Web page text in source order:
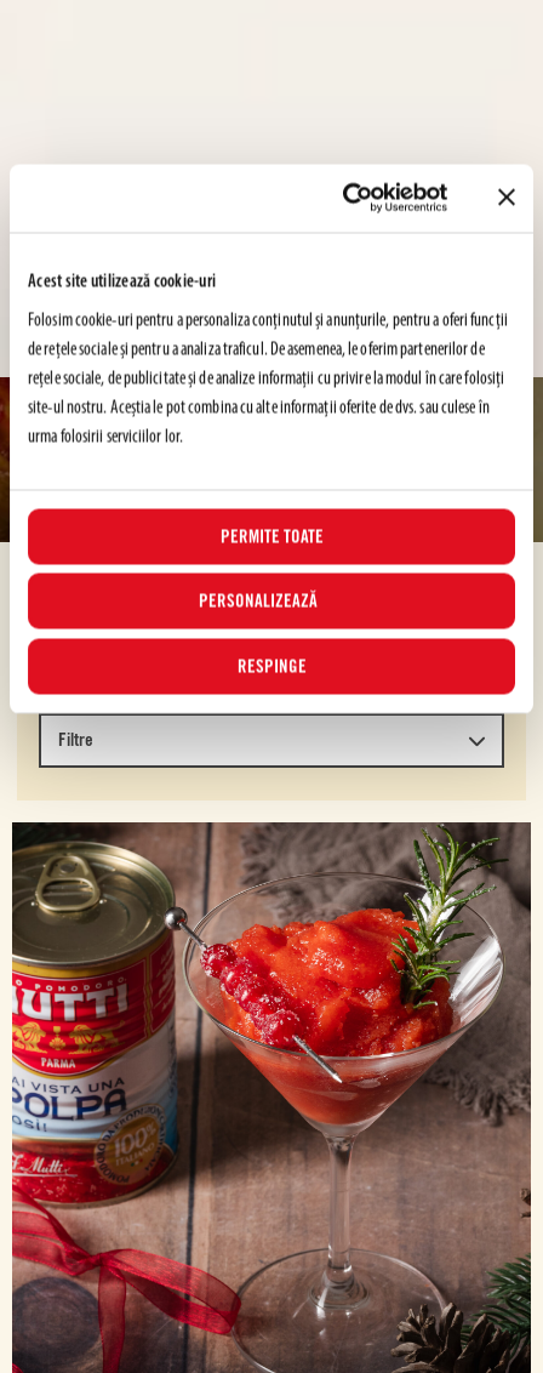
Acest site utilizează cookie-uri
Folosim cookie-uri pentru a personaliza conținutul și anunțurile, pentru a oferi funcții
de rețele sociale și pentru a analiza traficul. De asemenea, le oferim partenerilor de
rețele sociale, de publicitate și de analize informații cu privire la modul în care folosiți
site-ul nostru. Aceștia le pot combina cu alte informații oferite de dvs. sau culese în
urma folosirii serviciilor lor.
PERMITE TOATE
PERSONALIZEAZĂ
RESPINGE
DESCOPERITI REȚETELE NOASTRE
Filtre